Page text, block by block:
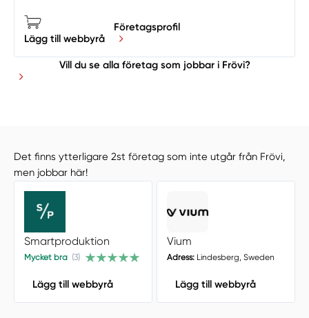
Lägg till webbyrå
Företagsprofil
Vill du se alla företag som jobbar i Frövi?
Det finns ytterligare 2st företag som inte utgår från Frövi,
men jobbar här!
Smartproduktion
Mycket bra (3)
Lägg till webbyrå
Vium
Adress:Lindesberg, Sweden
Lägg till webbyrå